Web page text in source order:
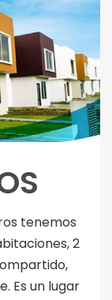
tenemos
2
Es un lugar